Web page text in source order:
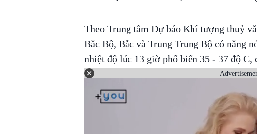
Theo Trung tâm Dự báo Khí tượng thuỷ
Bắc Bộ, Bắc và Trung Trung Bộ có nắng
nhiệt độ lúc 13 giờ phổ biến 35 - 37 độ C,